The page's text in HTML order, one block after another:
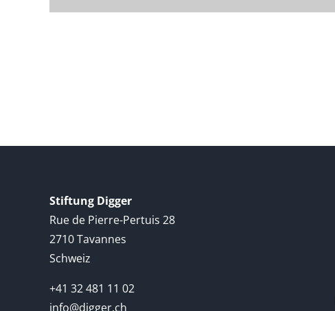
Stiftung Digger
Rue de Pierre-Pertuis 28
2710 Tavannes
Schweiz
+41 32 481 11 02
info@digger.ch